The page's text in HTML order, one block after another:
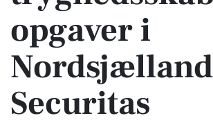
opgaver i
Securitas